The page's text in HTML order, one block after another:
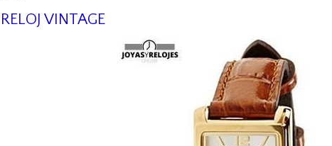
RELOJ VINTAGE